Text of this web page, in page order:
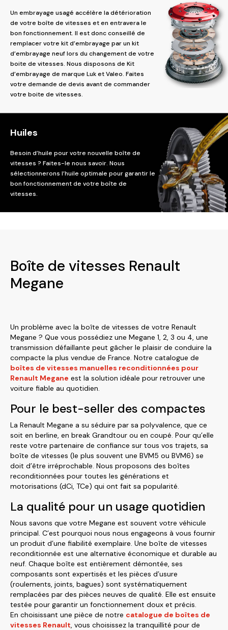
Un embrayage usagé accélère la détérioration
de votre boîte de vitesses et en entravera le
bon fonctionnement. Il est donc conseillé de
remplacer votre kit d’embrayage par un kit
d’embrayage neuf lors du changement de votre
boite de vitesses. Nous disposons de Kit
d’embrayage de marque Luk et Valeo. Faites
votre demande de devis avant de commander
votre boite de vitesses.
Huiles
Besoin d’huile pour votre nouvelle boîte de
vitesses ? Faites-le nous savoir. Nous
sélectionnerons l’huile optimale pour garantir le
bon fonctionnement de votre boîte de
vitesses.
Boîte de vitesses Renault
Megane
Un problème avec la boîte de vitesses de votre Renault
Megane ? Que vous possédiez une Megane 1, 2, 3 ou 4, une
transmission défaillante peut gâcher le plaisir de conduire la
compacte la plus vendue de France. Notre catalogue de
boîtes de vitesses manuelles reconditionnées pour
Renault Megane est la solution idéale pour retrouver une
voiture fiable au quotidien.
Pour le best-seller des compactes
La Renault Megane a su séduire par sa polyvalence, que ce
soit en berline, en break Grandtour ou en coupé. Pour qu’elle
reste votre partenaire de confiance sur tous vos trajets, sa
boîte de vitesses (le plus souvent une BVM5 ou BVM6) se
doit d’être irréprochable. Nous proposons des boîtes
reconditionnées pour toutes les générations et
motorisations (dCi, TCe) qui ont fait sa popularité.
La qualité pour un usage quotidien
Nous savons que votre Megane est souvent votre véhicule
principal. C’est pourquoi nous nous engageons à vous fournir
un produit d’une fiabilité exemplaire. Une boîte de vitesses
reconditionnée est une alternative économique et durable au
neuf. Chaque boîte est entièrement démontée, ses
composants sont expertisés et les pièces d’usure
(roulements, joints, bagues) sont systématiquement
remplacées par des pièces neuves de qualité. Elle est ensuite
testée pour garantir un fonctionnement doux et précis.
En choisissant une pièce de notre catalogue de boîtes de
vitesses Renault, vous choisissez la tranquillité pour de